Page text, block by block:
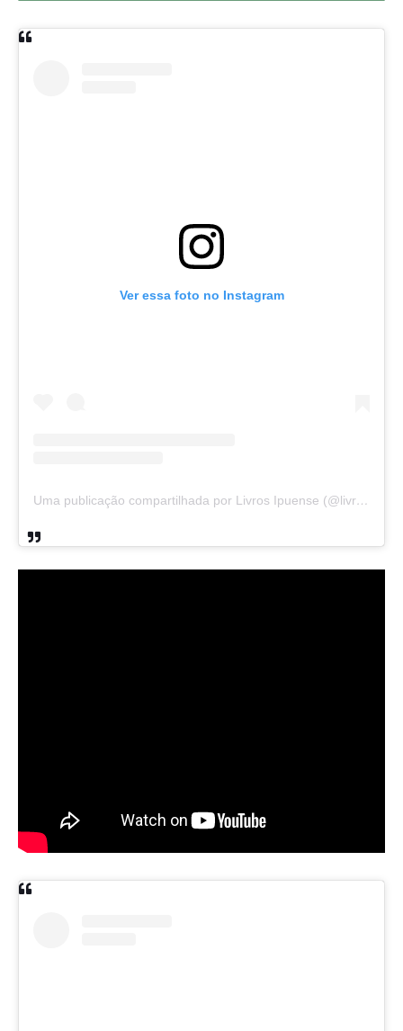
Ver essa foto no Instagram
Uma publicação compartilhada por Livros Ipuense (@livraria.papelaria_ipuense)